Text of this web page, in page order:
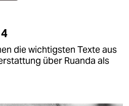
die wichtigsten Texte aus
über Ruanda als